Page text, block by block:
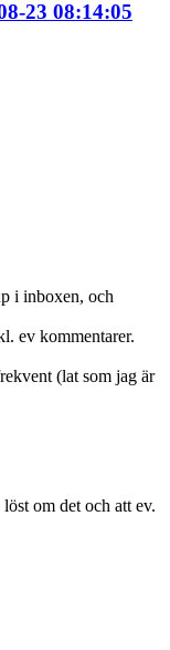
23 08:14:05
i inboxen, och
ev kommentarer.
(lat som jag är
om det och att ev.